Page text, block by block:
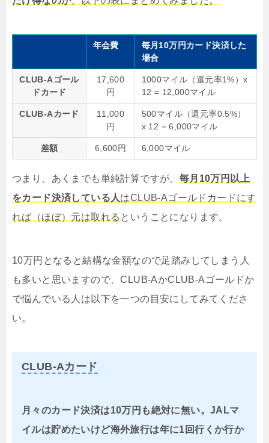
年会費
毎月10万円カード決済した
場合
CLUB-Aゴール
ドカード
17,600
円
1000マイル（還元率1%）x
12 = 12,000マイル
CLUB-Aカード
11,000
円
500マイル（還元率0.5%）
x 12 = 6,000マイル
差額 6,600円 6,000マイル
つまり、あくまでも単純計算ですが、 毎月10万円以上
をカード決済している人はCLUB-Aゴールドカードにす
れば（ほぼ）元は取れる ということになります。
10万円となると結構な金額なので足踏みしてしまう人
も多いと思いますので、CLUB-AかCLUB-Aゴールドか
で悩んでいる人は以下を一つの目安にしてみてくださ
い。
CLUB-Aカード
月々のカード決済は10万円も絶対に無い。JALマ
イルは貯めたいけど海外旅行は年に1回行くか行か